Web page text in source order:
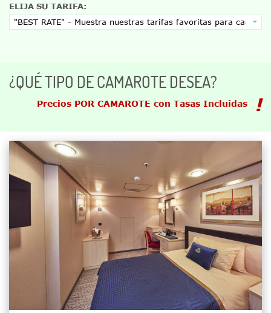
ELIJA SU TARIFA:
¿QUÉ TIPO DE CAMAROTE DESEA?
Precios POR CAMAROTE con Tasas Incluidas